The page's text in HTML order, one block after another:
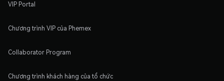
VIP Portal
Chương trình VIP của Phemex
Collaborator Program
Chương trình khách hàng của tổ chức